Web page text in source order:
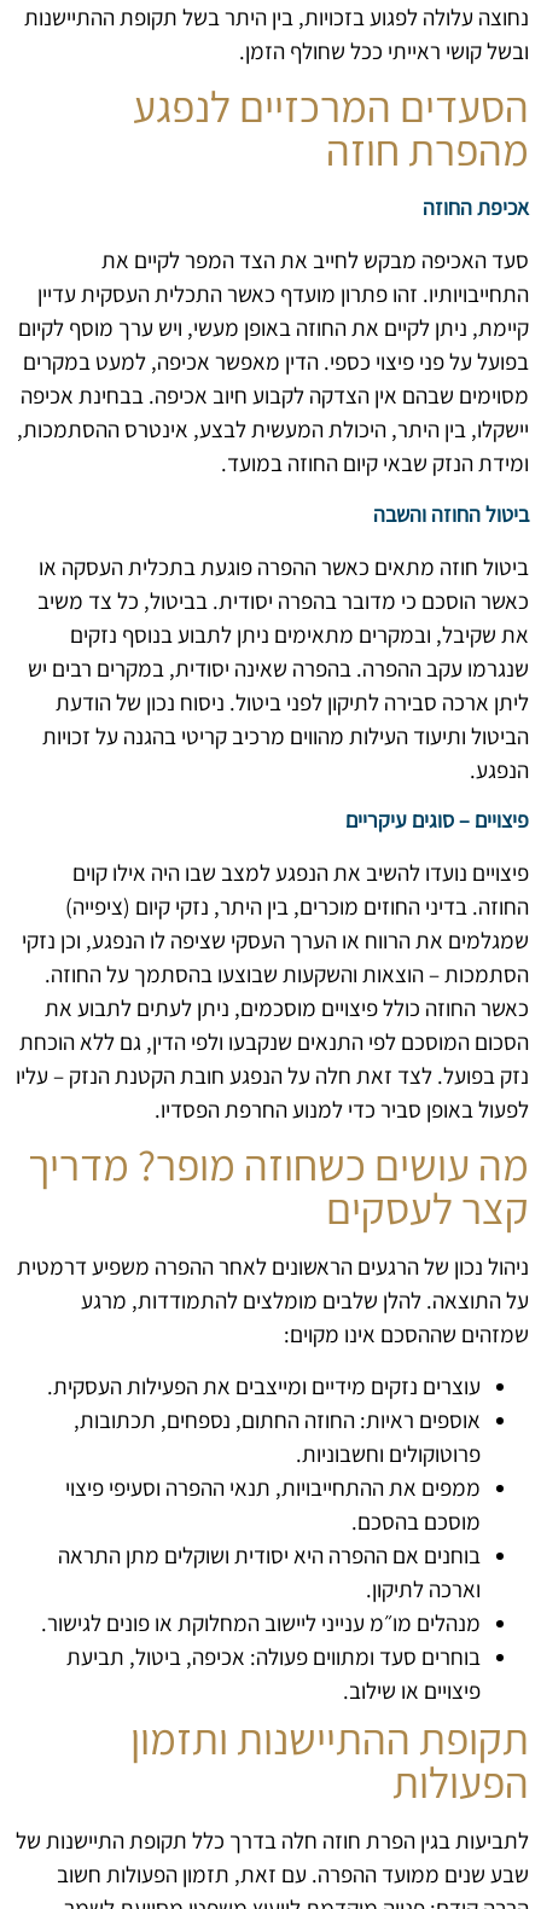
נחוצה עלולה לפגוע בזכויות, בין היתר בשל תקופת ההתיישנות
ובשל קושי ראייתי ככל שחולף הזמן.
הסעדים המרכזיים לנפגע
מהפרת חוזה
אכיפת החוזה
סעד האכיפה מבקש לחייב את הצד המפר לקיים את
התחייבויותיו. זהו פתרון מועדף כאשר התכלית העסקית עדיין
קיימת, ניתן לקיים את החוזה באופן מעשי, ויש ערך מוסף לקיום
בפועל על פני פיצוי כספי. הדין מאפשר אכיפה, למעט במקרים
מסוימים שבהם אין הצדקה לקבוע חיוב אכיפה. בבחינת אכיפה
יישקלו, בין היתר, היכולת המעשית לבצע, אינטרס ההסתמכות,
ומידת הנזק שבאי קיום החוזה במועד.
ביטול החוזה והשבה
ביטול חוזה מתאים כאשר ההפרה פוגעת בתכלית העסקה או
כאשר הוסכם כי מדובר בהפרה יסודית. בביטול, כל צד משיב
את שקיבל, ובמקרים מתאימים ניתן לתבוע בנוסף נזקים
שנגרמו עקב ההפרה. בהפרה שאינה יסודית, במקרים רבים יש
ליתן ארכה סבירה לתיקון לפני ביטול. ניסוח נכון של הודעת
הביטול ותיעוד העילות מהווים מרכיב קריטי בהגנה על זכויות
הנפגע.
פיצויים – סוגים עיקריים
פיצויים נועדו להשיב את הנפגע למצב שבו היה אילו קוים
החוזה. בדיני החוזים מוכרים, בין היתר, נזקי קיום (ציפייה)
שמגלמים את הרווח או הערך העסקי שציפה לו הנפגע, וכן נזקי
הסתמכות – הוצאות והשקעות שבוצעו בהסתמך על החוזה.
כאשר החוזה כולל פיצויים מוסכמים, ניתן לעתים לתבוע את
הסכום המוסכם לפי התנאים שנקבעו ולפי הדין, גם ללא הוכחת
נזק בפועל. לצד זאת חלה על הנפגע חובת הקטנת הנזק – עליו
לפעול באופן סביר כדי למנוע החרפת הפסדיו.
מה עושים כשחוזה מופר? מדריך
קצר לעסקים
ניהול נכון של הרגעים הראשונים לאחר ההפרה משפיע דרמטית
על התוצאה. להלן שלבים מומלצים להתמודדות, מרגע
שמזהים שההסכם אינו מקוים:
עוצרים נזקים מידיים ומייצבים את הפעילות העסקית.
אוספים ראיות: החוזה החתום, נספחים, תכתובות,
פרוטוקולים וחשבוניות.
ממפים את ההתחייבויות, תנאי ההפרה וסעיפי פיצוי
מוסכם בהסכם.
בוחנים אם ההפרה היא יסודית ושוקלים מתן התראה
וארכה לתיקון.
מנהלים מו״מ ענייני ליישוב המחלוקת או פונים לגישור.
בוחרים סעד ומתווים פעולה: אכיפה, ביטול, תביעת
פיצויים או שילוב.
תקופת ההתיישנות ותזמון
הפעולות
לתביעות בגין הפרת חוזה חלה בדרך כלל תקופת התיישנות של
שבע שנים ממועד ההפרה. עם זאת, תזמון הפעולות חשוב